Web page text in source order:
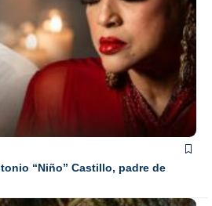
“Niño” Castillo, padre de